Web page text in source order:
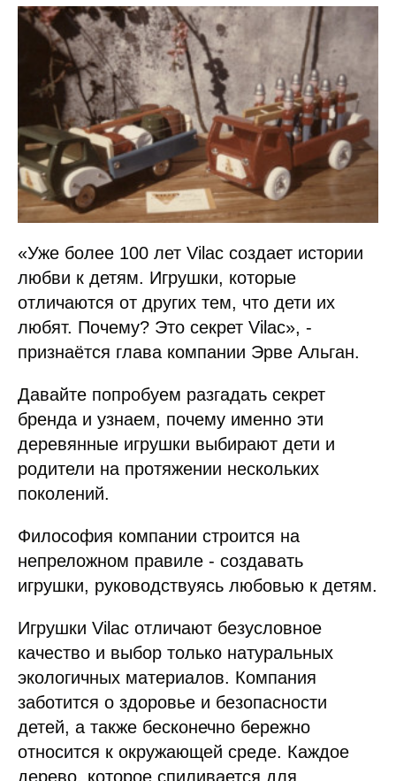
«Уже более 100 лет Vilac создает истории
любви к детям. Игрушки, которые
отличаются от других тем, что дети их
любят. Почему? Это секрет Vilac», -
признаётся глава компании Эрве Альган.
Давайте попробуем разгадать секрет
бренда и узнаем, почему именно эти
деревянные игрушки выбирают дети и
родители на протяжении нескольких
поколений.
Философия компании строится на
непреложном правиле - создавать
игрушки, руководствуясь любовью к детям.
Игрушки Vilac отличают безусловное
качество и выбор только натуральных
экологичных материалов. Компания
заботится о здоровье и безопасности
детей, а также бесконечно бережно
относится к окружающей среде. Каждое
дерево, которое спиливается для